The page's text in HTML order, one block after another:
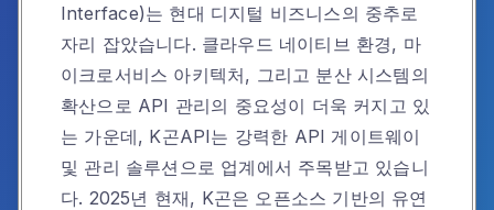
Interface)는 현대 디지털 비즈니스의 중추로
자리 잡았습니다. 클라우드 네이티브 환경, 마
이크로서비스 아키텍처, 그리고 분산 시스템의
확산으로 API 관리의 중요성이 더욱 커지고 있
는 가운데, K곤API는 강력한 API 게이트웨이
및 관리 솔루션으로 업계에서 주목받고 있습니
다. 2025년 현재, K곤은 오픈소스 기반의 유연